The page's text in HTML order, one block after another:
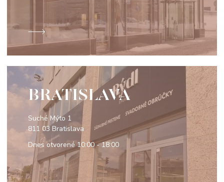
BRATISLAVA
Suché Mýto 1
811 03 Bratislava
Dnes otvorené10:00 - 18:00